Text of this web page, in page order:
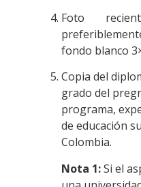
Foto
fondo blanco
Copia del
grado del
programa,
de educación
Colombia.
Nota 1:Si el